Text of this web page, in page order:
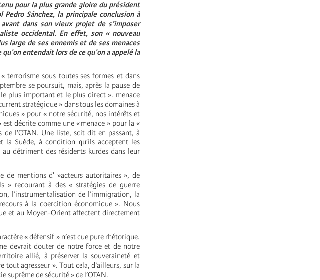
pour la plus grande gloire du président
Sánchez, la principale conclusion à
dans son vieux projet de s’imposer
occidental. En effet, son « nouveau
large de ses ennemis et de ses menaces
entendait lors de ce qu’on a appelé la
terrorisme sous toutes ses formes et dans
se poursuit, mais, après la pause de
plus important et le plus direct ». menace
stratégique » dans tous les domaines à
» pour « notre sécurité, nos intérêts et
décrite comme une « menace » pour la «
l’OTAN. Une liste, soit dit en passant, à
la Suède, à condition qu’ils acceptent les
détriment des résidents kurdes dans leur
de mentions d' »acteurs autoritaires », de
» recourant à des « stratégies de guerre
l’instrumentalisation de l’immigration, la
à la coercition économique ». Nous
et au Moyen-Orient affectent directement
« défensif » n’est que pure rhétorique.
devrait douter de notre force et de notre
allié, à préserver la souveraineté et
tout agresseur ». Tout cela, d’ailleurs, sur la
suprême de sécurité » de l’OTAN.